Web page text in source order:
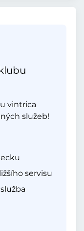
vintrica
služeb!
servisu